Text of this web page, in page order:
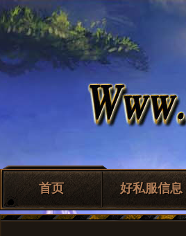
首页 好私服信息